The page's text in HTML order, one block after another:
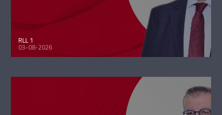
RLL 1
03-08-2026